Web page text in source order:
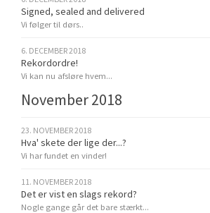
Signed, sealed and delivered
Vi følger til dørs..
6. DECEMBER 2018
Rekordordre!
Vi kan nu afsløre hvem...
November 2018
23. NOVEMBER 2018
Hva' skete der lige der...?
Vi har fundet en vinder!
11. NOVEMBER 2018
Det er vist en slags rekord?
Nogle gange går det bare stærkt...